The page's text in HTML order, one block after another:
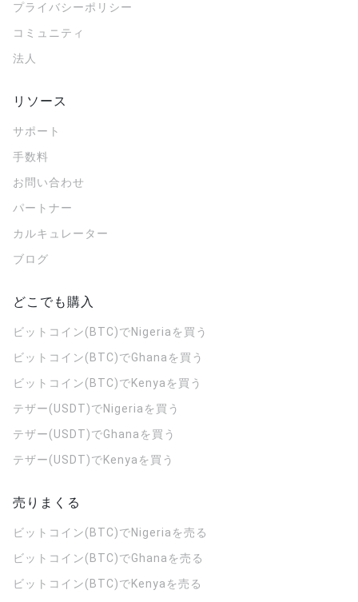
プライバシーポリシー
コミュニティ
法人
リソース
サポート
手数料
お問い合わせ
パートナー
カルキュレーター
ブログ
どこでも購入
ビットコイン(BTC)でNigeriaを買う
ビットコイン(BTC)でGhanaを買う
ビットコイン(BTC)でKenyaを買う
テザー(USDT)でNigeriaを買う
テザー(USDT)でGhanaを買う
テザー(USDT)でKenyaを買う
売りまくる
ビットコイン(BTC)でNigeriaを売る
ビットコイン(BTC)でGhanaを売る
ビットコイン(BTC)でKenyaを売る